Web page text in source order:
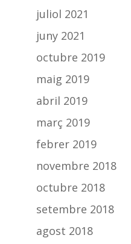
juliol 2021
juny 2021
octubre 2019
maig 2019
abril 2019
març 2019
febrer 2019
novembre 2018
octubre 2018
setembre 2018
agost 2018